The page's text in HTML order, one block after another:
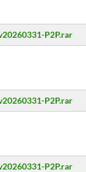
P2P.rar
P2P.rar
P2P.rar